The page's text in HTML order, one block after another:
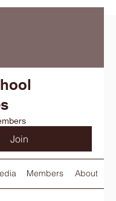
MENU
Join
Members About